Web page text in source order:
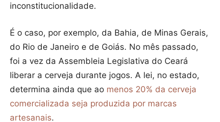
inconstitucionalidade.
É o caso, por exemplo, da Bahia, de Minas Gerais,
do Rio de Janeiro e de Goiás. No mês passado,
foi a vez da Assembleia Legislativa do Ceará
liberar a cerveja durante jogos. A lei, no estado,
determina ainda que ao menos 20% da cerveja
comercializada seja produzida por marcas
artesanais.